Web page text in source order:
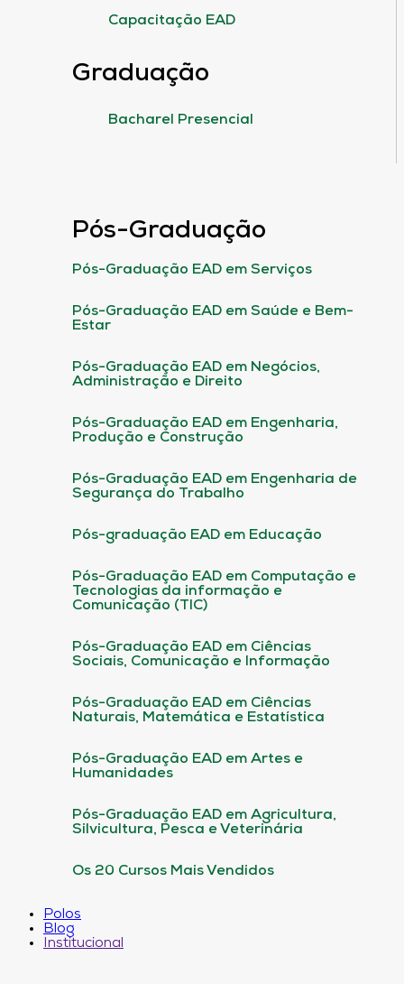
Capacitação EAD
Graduação
Bacharel Presencial
Pós-Graduação
Pós-Graduação EAD em Serviços
Pós-Graduação EAD em Saúde e Bem-
Estar
Pós-Graduação EAD em Negócios,
Administração e Direito
Pós-Graduação EAD em Engenharia,
Produção e Construção
Pós-Graduação EAD em Engenharia de
Segurança do Trabalho
Pós-graduação EAD em Educação
Pós-Graduação EAD em Computação e
Tecnologias da informação e
Comunicação (TIC)
Pós-Graduação EAD em Ciências
Sociais, Comunicação e Informação
Pós-Graduação EAD em Ciências
Naturais, Matemática e Estatística
Pós-Graduação EAD em Artes e
Humanidades
Pós-Graduação EAD em Agricultura,
Silvicultura, Pesca e Veterinária
Os 20 Cursos Mais Vendidos
Polos
Blog
Institucional